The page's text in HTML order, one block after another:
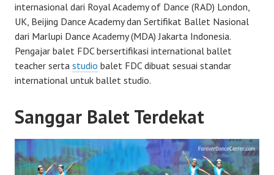
internasional dari Royal Academy of Dance (RAD) London,
UK, Beijing Dance Academy dan Sertifikat Ballet Nasional
dari Marlupi Dance Academy (MDA) Jakarta Indonesia.
Pengajar balet FDC bersertifikasi international ballet
teacher serta studio balet FDC dibuat sesuai standar
international untuk ballet studio.
Sanggar Balet Terdekat